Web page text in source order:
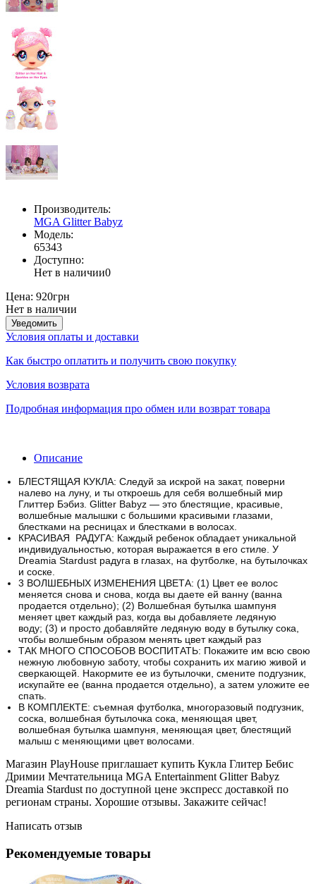
Производитель:
MGA Glitter Babyz
Модель:
65343
Доступно:
Нет в наличии0
Цена: 920грн
Нет в наличии
Уведомить
Условия оплаты и доставки
Как быстро оплатить и получить свою покупку
Условия возврата
Подробная информация про обмен или возврат товара
Описание
БЛЕСТЯЩАЯ КУКЛА: Следуй за искрой на закат, поверни
налево на луну, и ты откроешь для себя волшебный мир
Глиттер Бэбиз. Glitter Babyz — это блестящие, красивые,
волшебные малышки с большими красивыми глазами,
блестками на ресницах и блестками в волосах.
КРАСИВАЯ РАДУГА: Каждый ребенок обладает уникальной
индивидуальностью, которая выражается в его стиле. У
Dreamia Stardust радуга в глазах, на футболке, на бутылочках
и соске.
3 ВОЛШЕБНЫХ ИЗМЕНЕНИЯ ЦВЕТА: (1) Цвет ее волос
меняется снова и снова, когда вы даете ей ванну (ванна
продается отдельно); (2) Волшебная бутылка шампуня
меняет цвет каждый раз, когда вы добавляете ледяную
воду; (3) и просто добавляйте ледяную воду в бутылку сока,
чтобы волшебным образом менять цвет каждый раз
ТАК МНОГО СПОСОБОВ ВОСПИТАТЬ: Покажите им всю свою
нежную любовную заботу, чтобы сохранить их магию живой и
сверкающей.
Накормите ее из бутылочки, смените подгузник,
искупайте ее (ванна продается отдельно), а затем уложите ее
спать.
В КОМПЛЕКТЕ: съемная футболка, многоразовый подгузник,
соска, волшебная бутылочка сока, меняющая цвет,
волшебная бутылка шампуня, меняющая цвет, блестящий
малыш с меняющими цвет волосами.
Магазин PlayHouse приглашает купить Кукла Глитер Бебис
Дримии Мечтательница MGA Entertainment Glitter Babyz
Dreamia Stardust по доступной цене экспресс доставкой по
регионам страны. Хорошие отзывы. Закажите сейчас!
Написать отзыв
Рекомендуемые товары